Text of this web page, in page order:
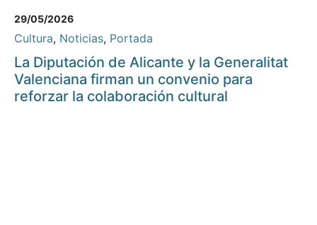
29/05/2026
Cultura, Noticias, Portada
La Diputación de Alicante y la Generalitat
Valenciana firman un convenio para
reforzar la colaboración cultural